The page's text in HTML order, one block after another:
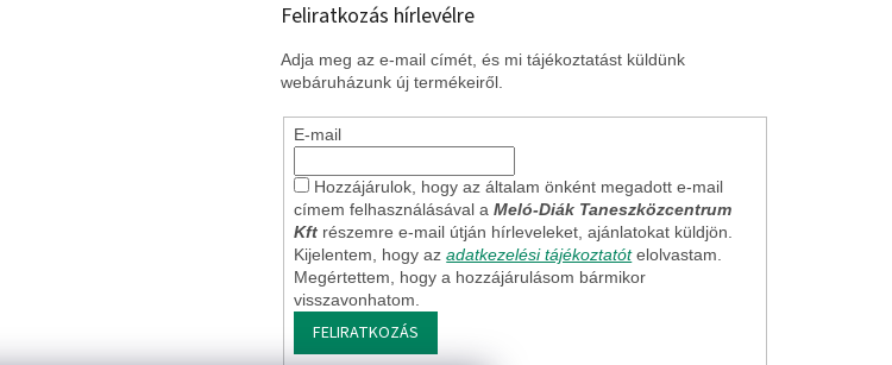
Feliratkozás hírlevélre
Adja meg az e-mail címét, és mi tájékoztatást küldünk
webáruházunk új termékeiről.
E-mail
Hozzájárulok, hogy az általam önként megadott e-mail
címem felhasználásával aMeló-Diák Taneszközcentrum
Kft részemre e-mail útján hírleveleket, ajánlatokat küldjön.
Kijelentem, hogy azadatkezelési tájékoztatót elolvastam.
Megértettem, hogy a hozzájárulásom bármikor
visszavonhatom.
FELIRATKOZÁS